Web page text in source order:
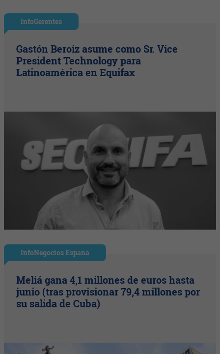
InfoGerentes
Gastón Beroiz asume como Sr. Vice
President Technology para
Latinoamérica en Equifax
InfoNegocios España
Meliá gana 4,1 millones de euros hasta
junio (tras provisionar 79,4 millones por
su salida de Cuba)